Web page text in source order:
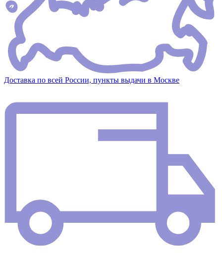
Доставка по всей России, пункты выдачи в Москве